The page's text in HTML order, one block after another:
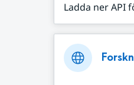
Ladda ner API